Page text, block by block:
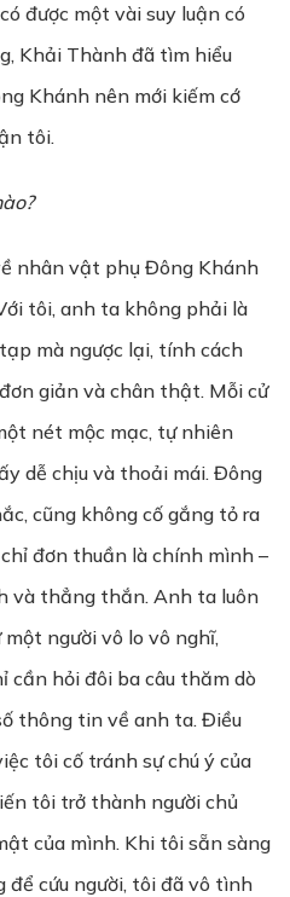
được một vài suy luận có
Khải Thành đã tìm hiểu
Khánh nên mới kiếm cớ
tôi.
nhân vật phụ Đông Khánh
tôi, anh ta không phải là
mà ngược lại, tính cách
giản và chân thật. Mỗi cử
nét mộc mạc, tự nhiên
dễ chịu và thoải mái. Đông
cũng không cố gắng tỏ ra
đơn thuần là chính mình –
và thẳng thắn. Anh ta luôn
người vô lo vô nghĩ,
cần hỏi đôi ba câu thăm dò
thông tin về anh ta. Điều
tôi cố tránh sự chú ý của
tôi trở thành người chủ
của mình. Khi tôi sẵn sàng
để cứu người, tôi đã vô tình